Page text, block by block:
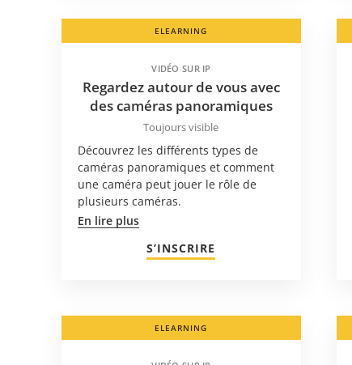
ELEARNING
VIDÉO SUR IP
Regardez autour de vous avec
des caméras panoramiques
Toujours visible
Découvrez les différents types de
caméras panoramiques et comment
une caméra peut jouer le rôle de
plusieurs caméras.
En lire plus
S’INSCRIRE
ELEARNING